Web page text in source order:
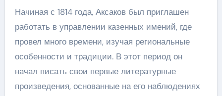
Начиная с 1814 года, Аксаков был приглашен
работать в управлении казенных имений, где
провел много времени, изучая региональные
особенности и традиции. В этот период он
начал писать свои первые литературные
произведения, основанные на его наблюдениях